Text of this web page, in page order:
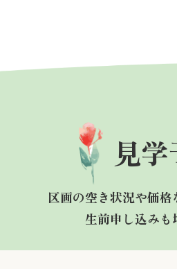
見学
区画の空き状況や価格
生前申し込みも